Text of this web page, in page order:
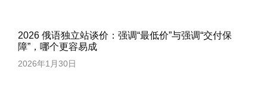
2026 俄语独立站谈价：强调“最低价”与强调“交付保
障”，哪个更容易成
2026年1月30日